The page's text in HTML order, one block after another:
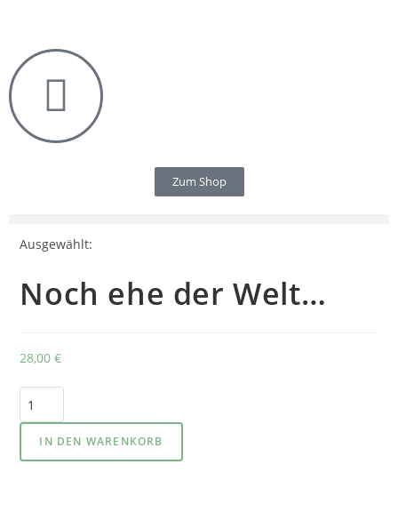
Zum Shop
Ausgewählt:
Noch ehe der Welt…
28,00€
IN DEN WARENKORB